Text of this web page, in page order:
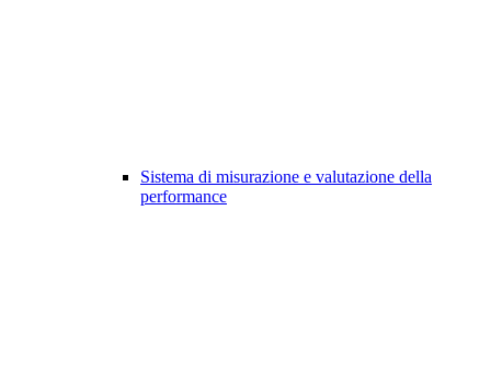
Sistema di misurazione e valutazione della
performance